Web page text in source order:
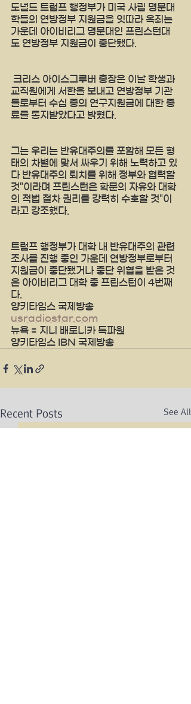
도널드 트럼프 행정부가 미국 사립 명문대
학들의 연방정부 지원금을 잇따라 옥죄는
가운데 아이비리그 명문대인 프린스턴대
도 연방정부 지원금이 중단됐다.
크리스 아이스그루버 총장은 이날 학생과
교직원에게 서한을 보내고 연방정부 기관
들로부터 수십 종의 연구지원금에 대한 종
료를 통지받았다고 밝혔다.
그는 우리는 반유대주의를 포함해 모든 형
태의 차별에 맞서 싸우기 위해 노력하고 있
다 반유대주의 퇴치를 위해 정부와 협력할
것"이라며 프린스턴은 학문의 자유와 대학
의 적법 절차 권리를 강력히 수호할 것"이
라고 강조했다.
트럼프 행정부가 대학 내 반유대주의 관련
조사를 진행 중인 가운데 연방정부로부터
지원금이 중단됐거나 중단 위협을 받은 것
은 아이비리그 대학 중 프린스턴이 4번째
다.
양키타임스 국제방송
usradiostar.com
뉴욕 = 지니 배로니카 특파원
양키타임스 IBN 국제방송
Recent Posts See All